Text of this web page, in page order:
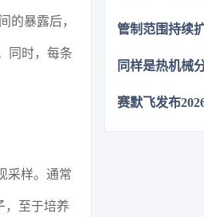
的暴露后，
同时，每条
采样。通常
，至于培养